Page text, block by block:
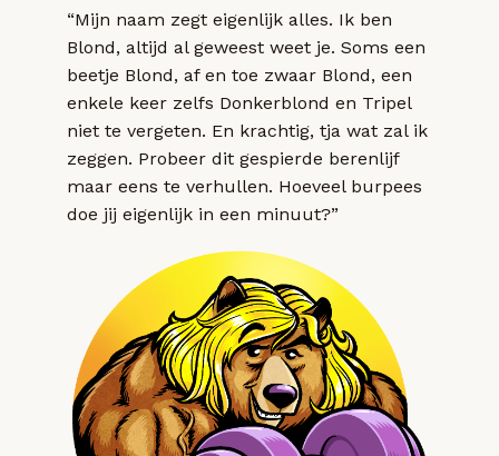
“Mijn naam zegt eigenlijk alles. Ik ben
Blond, altijd al geweest weet je. Soms een
beetje Blond, af en toe zwaar Blond, een
enkele keer zelfs Donkerblond en Tripel
niet te vergeten. En krachtig, tja wat zal ik
zeggen. Probeer dit gespierde berenlijf
maar eens te verhullen. Hoeveel burpees
doe jij eigenlijk in een minuut?”